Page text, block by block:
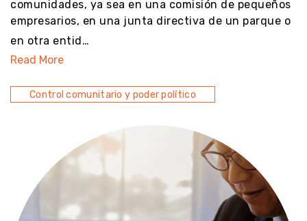
comunidades, ya sea en una comisión de pequeños
empresarios, en una junta directiva de un parque o
en otra entid…
Read More
Control comunitario y poder político